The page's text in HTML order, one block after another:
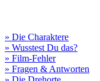
» Die Charaktere
» Wusstest Du das?
» Film-Fehler
» Fragen & Antworten